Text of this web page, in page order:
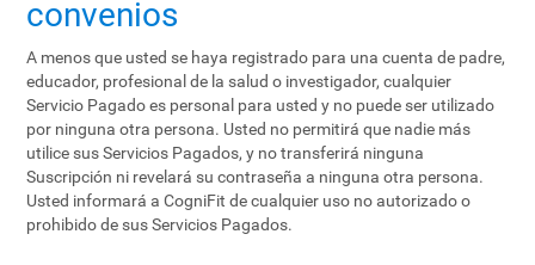
convenios
A menos que usted se haya registrado para una cuenta de padre,
educador, profesional de la salud o investigador, cualquier
Servicio Pagado es personal para usted y no puede ser utilizado
por ninguna otra persona. Usted no permitirá que nadie más
utilice sus Servicios Pagados, y no transferirá ninguna
Suscripción ni revelará su contraseña a ninguna otra persona.
Usted informará a CogniFit de cualquier uso no autorizado o
prohibido de sus Servicios Pagados.